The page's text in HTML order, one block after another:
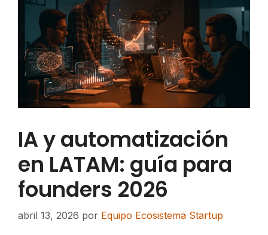
IA y automatización
en LATAM: guía para
founders 2026
abril 13, 2026 por Equipo Ecosistema Startup